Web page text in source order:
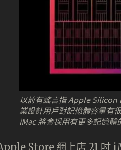
以前有謠言指 Apple Silicon
業設計用戶對記憶體容量有
iMac 將會採用有更多記憶
Store 網上店 21 吋